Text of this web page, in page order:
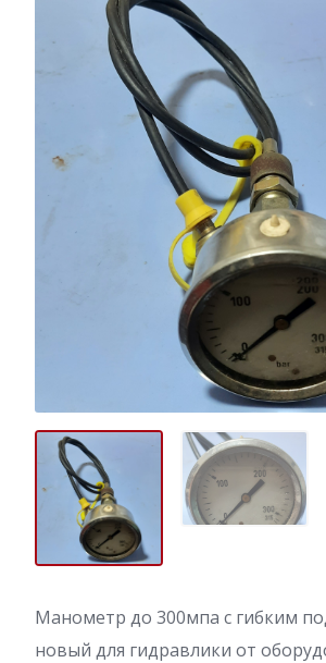
Манометр до 300мпа с гибким
новый для гидравлики от